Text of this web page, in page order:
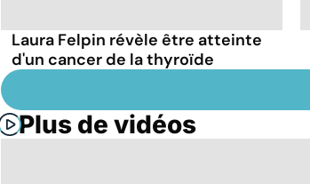
Laura Felpin révèle être atteinte
d'un cancer de la thyroïde
Plus de vidéos